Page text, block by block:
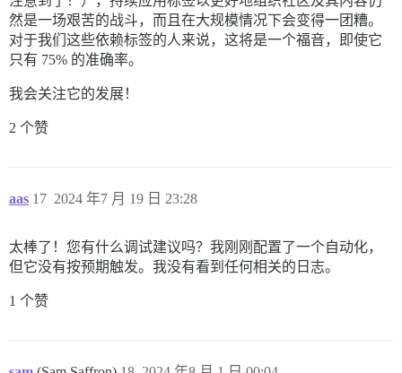
然是一场艰苦的战斗，而且在大规模情况下会变得一团糟。
对于我们这些依赖标签的人来说，这将是一个福音，即使它
只有 75% 的准确率。
我会关注它的发展！
2 个赞
aas 2024 年7 月 19 日 23:28
17
太棒了！您有什么调试建议吗？我刚刚配置了一个自动化，
但它没有按预期触发。我没有看到任何相关的日志。
1 个赞